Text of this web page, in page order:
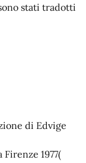
stati tradotti
di Edvige
1977(